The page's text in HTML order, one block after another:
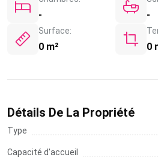
- -
Surface:
0 m² 0
Détails De La Propriété
Type
Capacité d'accueil